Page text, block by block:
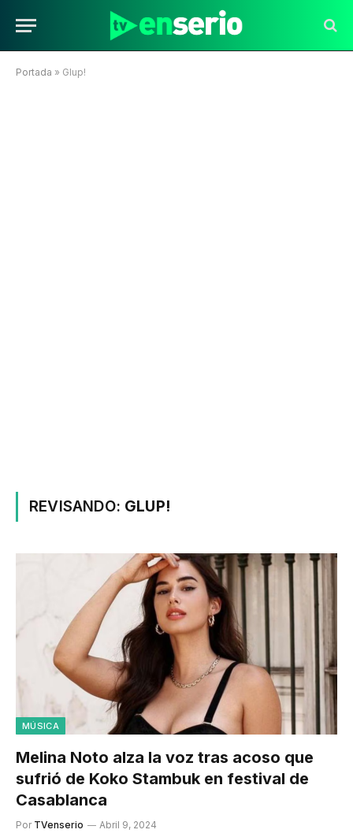
Portada » Glup!
REVISANDO: GLUP!
MÚSICA
Melina Noto alza la voz tras acoso que
sufrió de Koko Stambuk en festival de
Casablanca
Por TVenserio Abril 9, 2024